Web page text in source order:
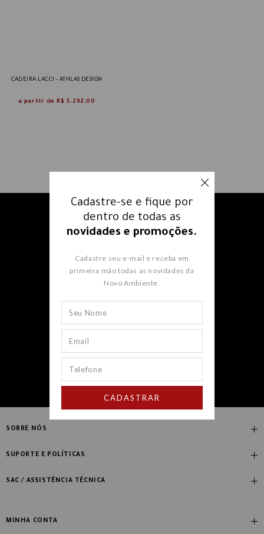
CADEIRA LACCI - ATHLAS DESIGN
a partir deR$ 5.292,00
Receba nossos e-mails e fique
por dentrode todas as
SOBRE NÓS
Quem Somos
SUPORTE E POLÍTICAS
Compre com Especialista
SAC / ASSISTÊNCIA TÉCNICA
MINHA CONTA
Cadastre-se e fique por
dentro de todas as
novidades e promoções.
Cadastre seu e-mail e receba em
primeira mão todas as novidades da
Novo Ambiente.
CADASTRAR